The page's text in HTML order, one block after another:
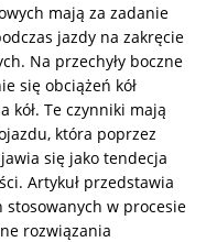
mają za zadanie
jazdy na zakręcie
Na przechyły boczne
się obciążeń kół
kół. Te czynniki mają
która poprzez
się jako tendecja
Artykuł przedstawia
w procesie
rozwiązania